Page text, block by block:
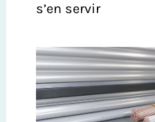
s’en servir